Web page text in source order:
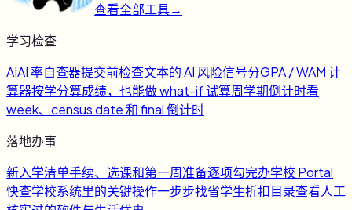
查看全部工具→
学习检查
AIAI 率自查器提交前检查文本的 AI 风险信号分GPA / WAM 计
算器按学分算成绩，也能做 what-if 试算周学期倒计时看
week、census date 和 final 倒计时
落地办事
新入学清单手续、选课和第一周准备逐项勾完办学校 Portal
快查学校系统里的关键操作一步步找省学生折扣目录查看人工